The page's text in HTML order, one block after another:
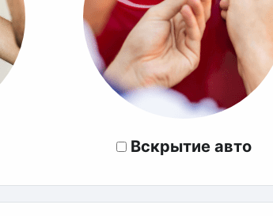
Вскрытие авто